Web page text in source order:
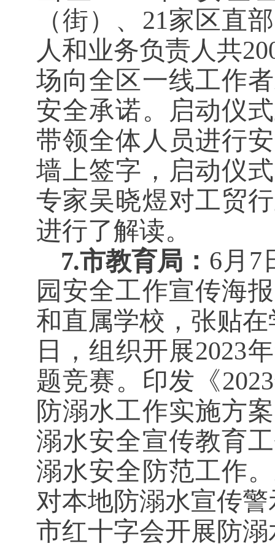
（街）、21家区直
人和业务负责人共
场向全区一线工作
安全承诺。启动仪
带领全体人员进行
墙上签字，启动仪
专家吴晓煜对工贸
进行了解读。
7.市教育局 ： 6月7
园安全工作宣传海
和直属学校，张贴
日，组织开展2023
题竞赛。印发《
防溺水工作实施方
溺水安全宣传教育
溺水安全防范工作
对本地防溺水宣传
市红十字会开展防